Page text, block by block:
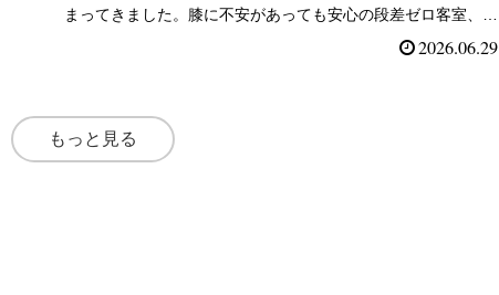
まってきました。膝に不安があっても安心の段差ゼロ客室、竹
林の絶景、朝5時の独占露天風呂、ドライヤー事情まで大人女
2026.06.29
もっと見る